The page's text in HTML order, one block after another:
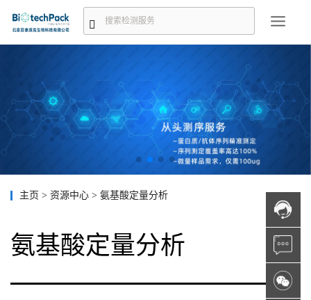
主页 > 资源中心 > 氨基酸定量分析
氨基酸定量分析